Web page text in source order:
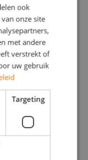
je
Benno staat
ook
onze site
met andere
verstrekt of
uw gebruik
Targeting